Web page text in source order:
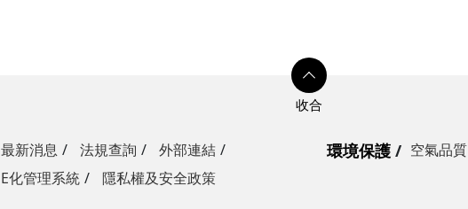
最新消息 法規查詢
外部連結
E化管理系統 隱私權及安全政策
環境保護 空氣品質